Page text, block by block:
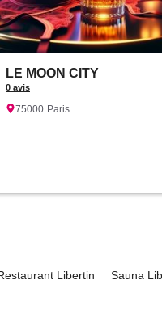
LE MOON CITY
0 avis
75000 Paris
Libertin Sauna